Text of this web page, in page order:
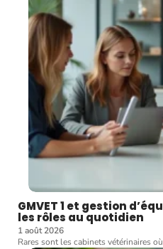
GMVET 1 et gestion
les rôles au quotidien
1 août 2026
Rares sont les cabinets vétérinaires